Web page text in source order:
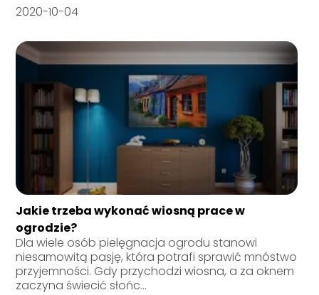
2020-10-04
Jakie trzeba wykonać wiosną prace w
ogrodzie?
Dla wiele osób pielęgnacja ogrodu stanowi
niesamowitą pasję, która potrafi sprawić mnóstwo
przyjemności. Gdy przychodzi wiosna, a za oknem
zaczyna świecić słońc...